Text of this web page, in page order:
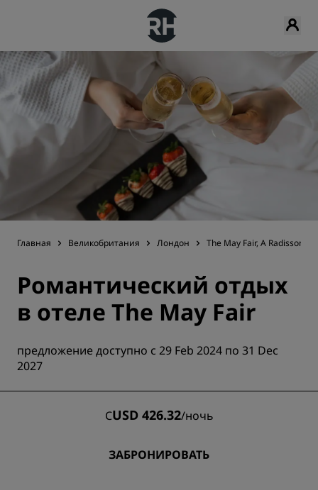
Главная Великобритания Лондон The May Fair, A Radisson
Романтический отдых
в отеле The May Fair
предложение доступно с 29 Feb 2024 по 31 Dec
2027
СUSD 426.32/ночь
ЗАБРОНИРОВАТЬ